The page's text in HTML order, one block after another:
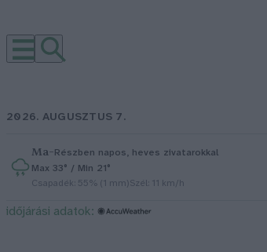
2026. AUGUSZTUS 7.
Ma–Részben napos, heves zivatarokkal
Max 33° / Min 21°
Csapadék: 55% (1 mm)Szél: 11 km/h
időjárási adatok: